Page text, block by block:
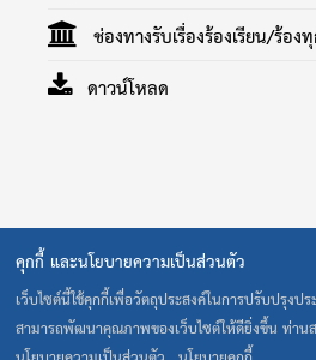
ช่องทางรับเรื่องร้องเรียน/ร้อง
ดาวน์โหลด
40 ถนน รามคำแหง แขวงสะพานสูง เข
โทร. 0-2373-0020-1 โทรสาร
คุกกี้ และนโยบายความเป็นส่วนตัว
เว็บไซต์นี้ใช้คุกกี้เพื่อวัตถุประสงค์ในการปรับปรุงป
สามารถพัฒนาคุณภาพของเว็บไซต์ให้ดียิ่งขึ้น ท่าน